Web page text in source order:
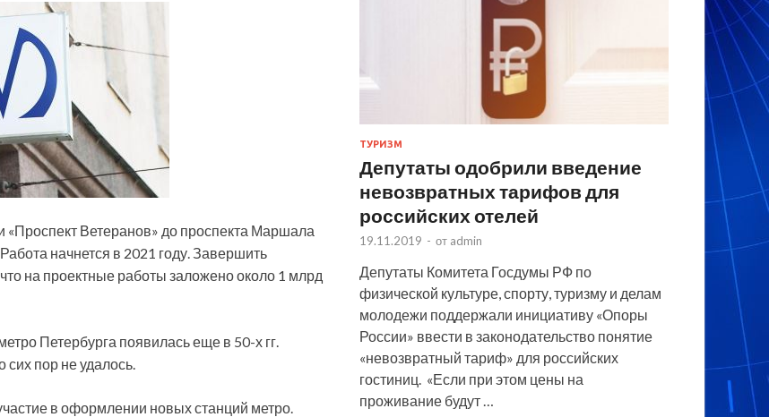
«Проспект Ветеранов» до проспекта Маршала
начнется в 2021 году. Завершить
на проектные работы заложено около 1 млрд
Петербурга появилась еще в 50-х гг.
пор не удалось.
в оформлении новых станций метро.
ТУРИЗМ
Депутаты одобрили введение
невозвратных тарифов для
российских отелей
19.11.2019 - от admin
Депутаты Комитета Госдумы РФ по
физической культуре, спорту, туризму и делам
молодежи поддержали инициативу «Опоры
России» ввести в законодательство понятие
«невозвратный тариф» для российских
гостиниц. «Если при этом цены на
проживание будут …